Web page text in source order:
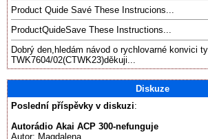
Product Quide Savé These Instrucions...
ProductQuideSave These Instructions...
Dobrý den,hledám návod o rychlovarné konvici
TWK7604/02(CTWK23)děkuji...
Diskuze
Poslední příspěvky v diskuzi:
Autorádio Akai ACP 300-nefunguje
Autor: Magdalena